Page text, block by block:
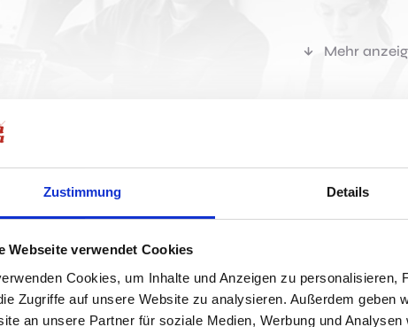
Zustimmung Details
Webseite verwendet Cookies
Cookies, um Inhalte und Anzeigen zu personalisieren,
Zugriffe auf unsere Website zu analysieren. Außerdem geben
an unsere Partner für soziale Medien, Werbung und
Kommissionierung (m/w/d)
Mehr
Jobs, die zu Dir passen?
per E-Mail erhalten